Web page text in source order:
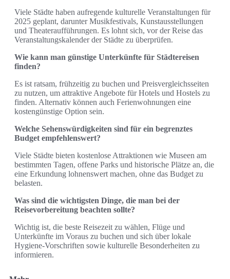
Viele Städte haben aufregende kulturelle Veranstaltungen für
2025 geplant, darunter Musikfestivals, Kunstausstellungen
und Theateraufführungen. Es lohnt sich, vor der Reise das
Veranstaltungskalender der Städte zu überprüfen.
Wie kann man günstige Unterkünfte für Städtereisen
finden?
Es ist ratsam, frühzeitig zu buchen und Preisvergleichsseiten
zu nutzen, um attraktive Angebote für Hotels und Hostels zu
finden. Alternativ können auch Ferienwohnungen eine
kostengünstige Option sein.
Welche Sehenswürdigkeiten sind für ein begrenztes
Budget empfehlenswert?
Viele Städte bieten kostenlose Attraktionen wie Museen am
bestimmten Tagen, offene Parks und historische Plätze an, die
eine Erkundung lohnenswert machen, ohne das Budget zu
belasten.
Was sind die wichtigsten Dinge, die man bei der
Reisevorbereitung beachten sollte?
Wichtig ist, die beste Reisezeit zu wählen, Flüge und
Unterkünfte im Voraus zu buchen und sich über lokale
Hygiene-Vorschriften sowie kulturelle Besonderheiten zu
informieren.